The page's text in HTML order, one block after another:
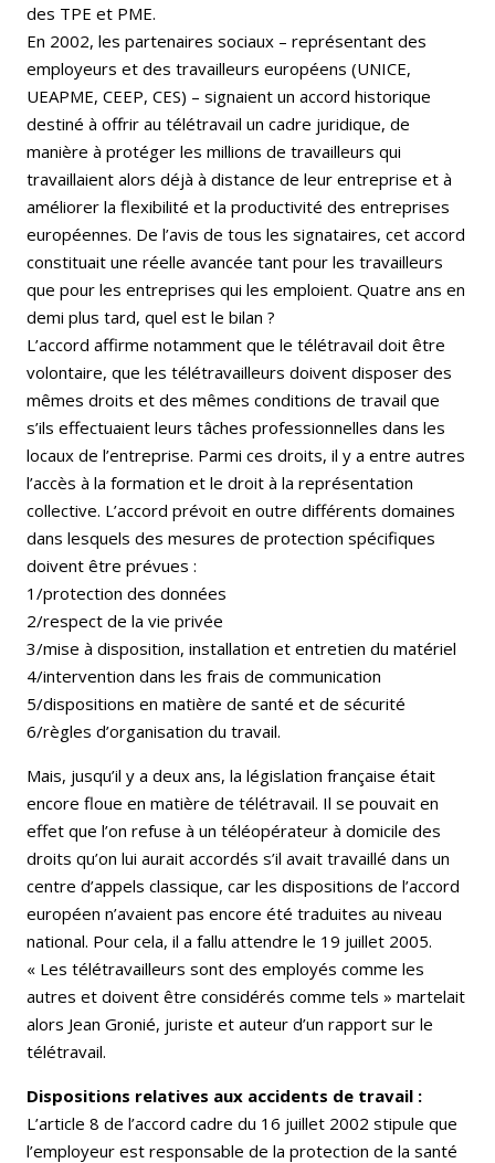
des TPE et PME.
En 2002, les partenaires sociaux – représentant des
employeurs et des travailleurs européens (UNICE,
UEAPME, CEEP, CES) – signaient un accord historique
destiné à offrir au télétravail un cadre juridique, de
manière à protéger les millions de travailleurs qui
travaillaient alors déjà à distance de leur entreprise et à
améliorer la flexibilité et la productivité des entreprises
européennes. De l’avis de tous les signataires, cet accord
constituait une réelle avancée tant pour les travailleurs
que pour les entreprises qui les emploient. Quatre ans en
demi plus tard, quel est le bilan ?
L’accord affirme notamment que le télétravail doit être
volontaire, que les télétravailleurs doivent disposer des
mêmes droits et des mêmes conditions de travail que
s’ils effectuaient leurs tâches professionnelles dans les
locaux de l’entreprise. Parmi ces droits, il y a entre autres
l’accès à la formation et le droit à la représentation
collective. L’accord prévoit en outre différents domaines
dans lesquels des mesures de protection spécifiques
doivent être prévues :
1/protection des données
2/respect de la vie privée
3/mise à disposition, installation et entretien du matériel
4/intervention dans les frais de communication
5/dispositions en matière de santé et de sécurité
6/règles d’organisation du travail.
Mais, jusqu’il y a deux ans, la législation française était
encore floue en matière de télétravail. Il se pouvait en
effet que l’on refuse à un téléopérateur à domicile des
droits qu’on lui aurait accordés s’il avait travaillé dans un
centre d’appels classique, car les dispositions de l’accord
européen n’avaient pas encore été traduites au niveau
national. Pour cela, il a fallu attendre le 19 juillet 2005.
« Les télétravailleurs sont des employés comme les
autres et doivent être considérés comme tels » martelait
alors Jean Gronié, juriste et auteur d’un rapport sur le
télétravail.
Dispositions relatives aux accidents de travail :
L’article 8 de l’accord cadre du 16 juillet 2002 stipule que
l’employeur est responsable de la protection de la santé